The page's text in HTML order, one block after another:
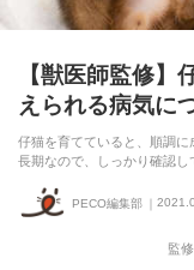
【獣医師監修】
えられる病気に
仔猫を育てていると、順調
長期なので、しっかり確認し
PECO編集部
監